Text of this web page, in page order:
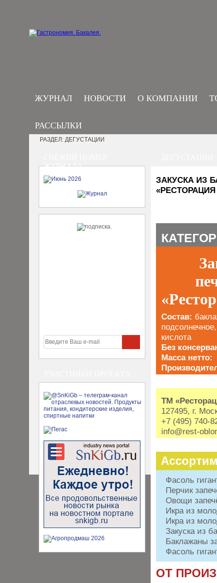
ЖУРНАЛ НОВОСТИ О КОМПАНИИ
РАССЫЛКИ
ЖУРНАЛА
РАЗДЕЛ: ДЕГУСТАЦИИ
ЗАКУСКА ИЗ
Состав:
кислота
Без
Масса нетто:
ТМ
127495, г.
+7 (495) 740-
info@rest-
Фасоль
Перчик
Овощи
Икра из
Икра из
Закуска из
Баклажаны
Фасоль
ОТ